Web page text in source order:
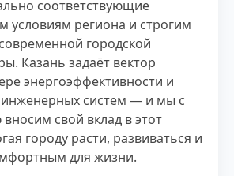
соответствующие
условиям региона и строгим
городской
Казань задаёт вектор
энергоэффективности и
инженерных систем — и мы с
свой вклад в этот
городу расти, развиваться и
для жизни.